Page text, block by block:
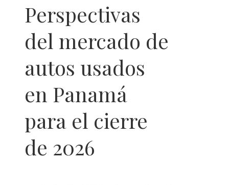
Perspectivas
del mercado de
autos usados
en Panamá
para el cierre
de 2026